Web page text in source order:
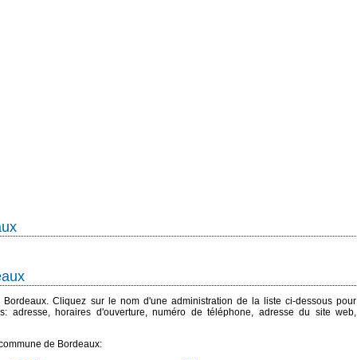
Cliquez sur le nom d'une administration de la liste ci-dessous pour
adresse, horaires d'ouverture, numéro de téléphone, adresse du site web,
de Bordeaux: